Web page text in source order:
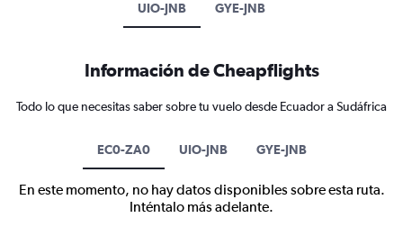
UIO-JNB GYE-JNB
Información de Cheapflights
Todo lo que necesitas saber sobre tu vuelo desde Ecuador a Sudáfrica
EC0-ZA0 UIO-JNB GYE-JNB
En este momento, no hay datos disponibles sobre esta ruta.
Inténtalo más adelante.